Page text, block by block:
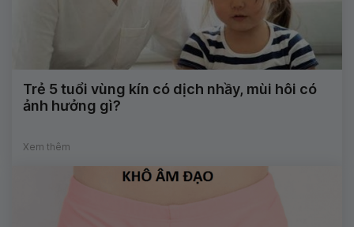
Trẻ 5 tuổi vùng kín có dịch nhầy, mùi hôi có
ảnh hưởng gì?
Xem thêm